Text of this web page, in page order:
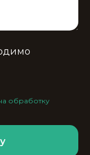
обработку